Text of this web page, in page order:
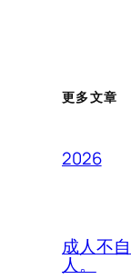
更多文章
2026
成人不
人。